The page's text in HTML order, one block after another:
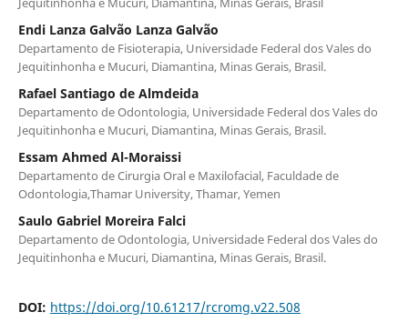
Endi Lanza Galvão Lanza Galvão
Departamento de Fisioterapia, Universidade Federal dos Vales do
Jequitinhonha e Mucuri, Diamantina, Minas Gerais, Brasil.
Rafael Santiago de Almdeida
Departamento de Odontologia, Universidade Federal dos Vales do
Jequitinhonha e Mucuri, Diamantina, Minas Gerais, Brasil.
Essam Ahmed Al-Moraissi
Departamento de Cirurgia Oral e Maxilofacial, Faculdade de
Odontologia,Thamar University, Thamar, Yemen
Saulo Gabriel Moreira Falci
Departamento de Odontologia, Universidade Federal dos Vales do
Jequitinhonha e Mucuri, Diamantina, Minas Gerais, Brasil.
DOI: https://doi.org/10.61217/rcromg.v22.508